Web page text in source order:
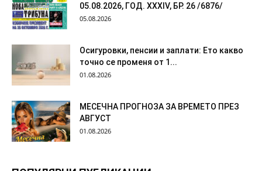
05.08.2026, ГОД. XXХIV, БР. 26 /6876/
05.08.2026
Осигуровки, пенсии и заплати: Ето какво
точно се променя от 1...
01.08.2026
МЕСЕЧНА ПРОГНОЗА ЗА ВРЕМЕТО ПРЕЗ
АВГУСТ
01.08.2026